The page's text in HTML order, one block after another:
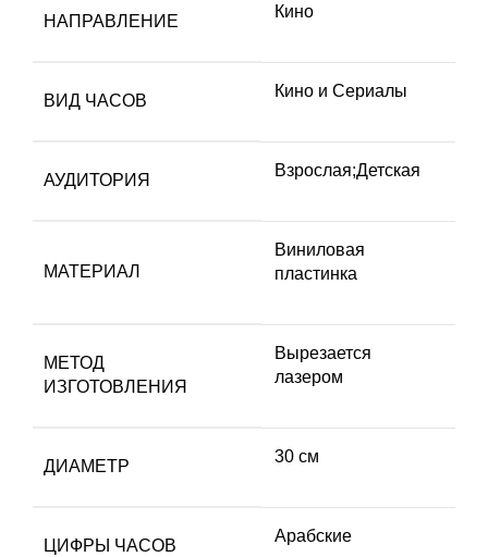
НАПРАВЛЕНИЕ
Кино
ВИД ЧАСОВ
Кино и Сериалы
АУДИТОРИЯ
Взрослая;Детская
МАТЕРИАЛ
Виниловая
пластинка
МЕТОД
ИЗГОТОВЛЕНИЯ
Вырезается
лазером
ДИАМЕТР
30 см
ЦИФРЫ ЧАСОВ
Арабские